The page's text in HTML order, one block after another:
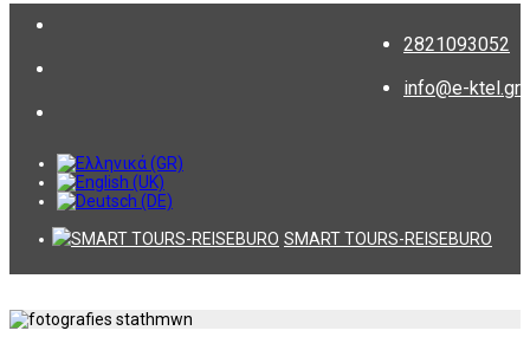
2821093052
info@e-ktel.gr
SMART TOURS-REISEBURO